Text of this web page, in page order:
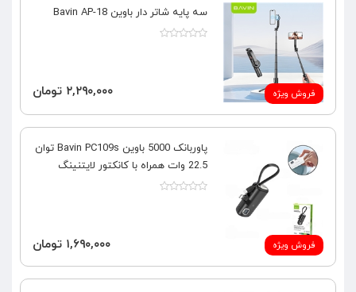
فروش ویژه
سه پایه شاتر دار باوین Bavin AP-18
۲,۲۹۰,۰۰۰ تومان
فروش ویژه
پاوربانک 5000 باوین Bavin PC109s توان
22.5 وات همراه با کانکتور لایتنینگ
۱,۶۹۰,۰۰۰ تومان